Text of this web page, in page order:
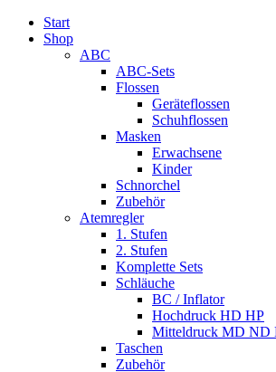
Start
Shop
ABC
ABC-Sets
Flossen
Geräteflossen
Schuhflossen
Masken
Erwachsene
Kinder
Schnorchel
Zubehör
Atemregler
1. Stufen
2. Stufen
Komplette Sets
Schläuche
BC / Inflator
Hochdruck HD HP
Mitteldruck MD ND
Taschen
Zubehör